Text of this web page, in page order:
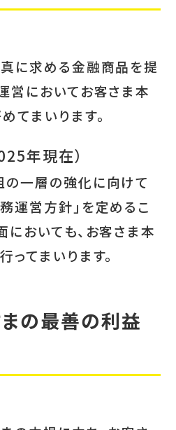
に求める金融商品を提
営においてお客さま本
てまいります。
年現在）
の一層の強化に向けて
運営方針」を定めるこ
においても、お客さま本
ってまいります。
の最善の利益